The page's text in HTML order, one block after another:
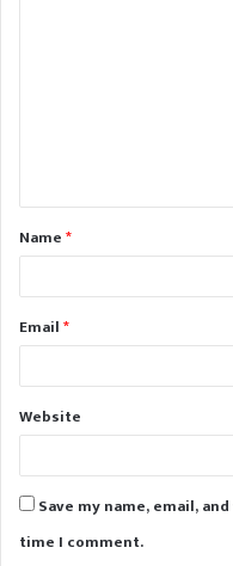
t
*Name*
Email*
Website
Save my name, email,
time I comment.